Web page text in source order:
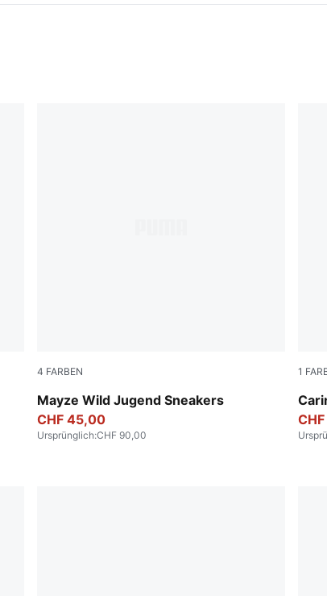
4 FARBEN
Mayze Wild Jugend Sneakers
PUMA White-Snow Mountain Blue
CHF 45,00
Ursprünglich:CHF 90,00
1